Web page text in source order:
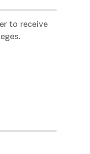
to receive